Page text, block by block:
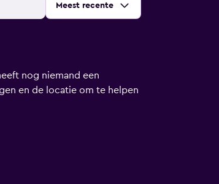
Sorteer op:
Meest recente
nog niemand een
en de locatie om te helpen